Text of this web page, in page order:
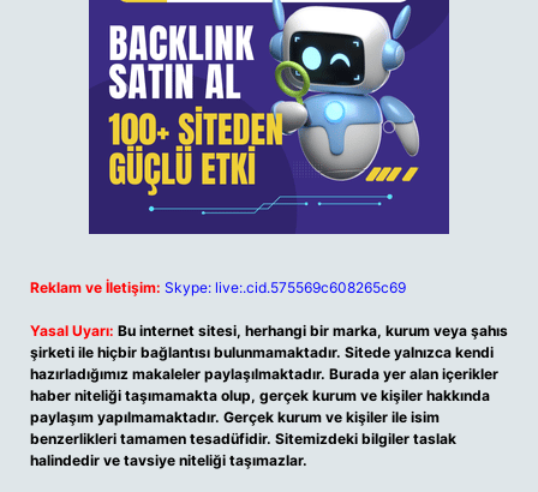
Reklam ve İletişim: Skype: live:.cid.575569c608265c69
Yasal Uyarı: Bu internet sitesi, herhangi bir marka, kurum veya şahıs
şirketi ile hiçbir bağlantısı bulunmamaktadır. Sitede yalnızca kendi
hazırladığımız makaleler paylaşılmaktadır. Burada yer alan içerikler
haber niteliği taşımamakta olup, gerçek kurum ve kişiler hakkında
paylaşım yapılmamaktadır. Gerçek kurum ve kişiler ile isim
benzerlikleri tamamen tesadüfidir. Sitemizdeki bilgiler taslak
halindedir ve tavsiye niteliği taşımazlar.